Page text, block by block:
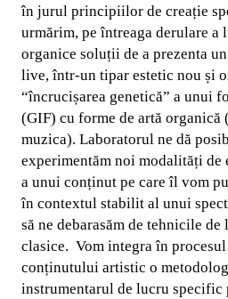
în jurul principiilor de creație
urmărim, pe întreaga derulare a
organice soluții de a prezenta
live, într-un tipar estetic nou și
“încrucișarea genetică” a unui
(GIF) cu forme de artă organică
muzica). Laboratorul ne dă
experimentăm noi modalități de
a unui conținut pe care îl vom
în contextul stabilit al unui
să ne debarasăm de tehnicile
clasice. Vom integra în procesul
conținutului artistic o
instrumentarul de lucru specific